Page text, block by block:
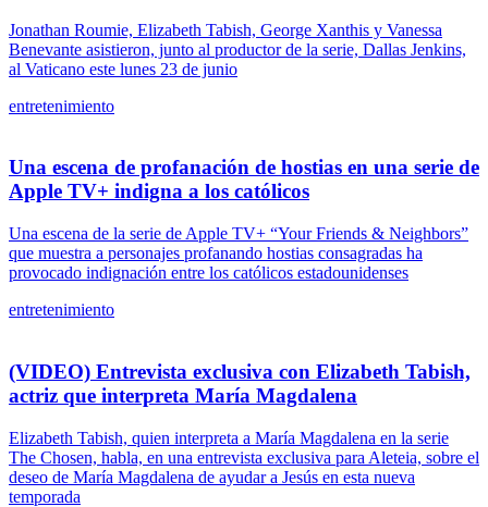
Jonathan Roumie, Elizabeth Tabish, George Xanthis y Vanessa
Benevante asistieron, junto al productor de la serie, Dallas Jenkins,
al Vaticano este lunes 23 de junio
entretenimiento
Una escena de profanación de hostias en una serie de
Apple TV+ indigna a los católicos
Una escena de la serie de Apple TV+ “Your Friends & Neighbors”
que muestra a personajes profanando hostias consagradas ha
provocado indignación entre los católicos estadounidenses
entretenimiento
(VIDEO) Entrevista exclusiva con Elizabeth Tabish,
actriz que interpreta María Magdalena
Elizabeth Tabish, quien interpreta a María Magdalena en la serie
The Chosen, habla, en una entrevista exclusiva para Aleteia, sobre el
deseo de María Magdalena de ayudar a Jesús en esta nueva
temporada